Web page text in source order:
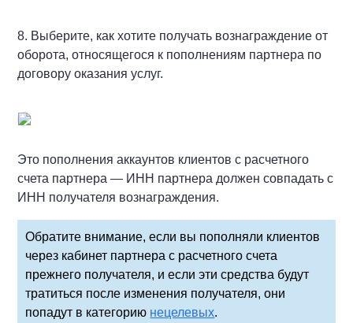
8. Выберите, как хотите получать вознаграждение от
оборота, относящегося к пополнениям партнера по
договору оказания услуг.
Это пополнения аккаунтов клиентов с расчетного
счета партнера — ИНН партнера должен совпадать с
ИНН получателя вознаграждения.
Обратите внимание, если вы пополняли клиентов
через кабинет партнера с расчетного счета
прежнего получателя, и если эти средства будут
тратиться после изменения получателя, они
попадут в категорию нецелевых.